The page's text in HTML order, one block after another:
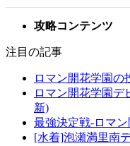
攻略コンテンツ
注目の記事
ロマン開花学園の
ロマン開花学園デ
新)
最強決定戦-ロマ
[水着]泡瀬満里南